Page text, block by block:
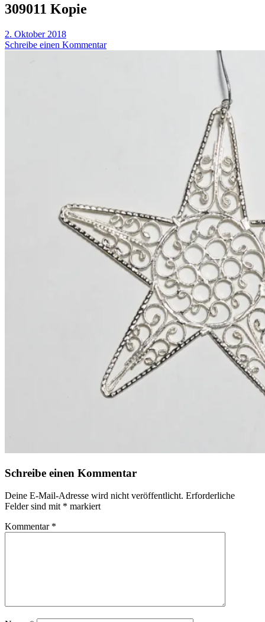
309011 Kopie
2. Oktober 2018
Schreibe einen Kommentar
Schreibe einen Kommentar
Deine E-Mail-Adresse wird nicht veröffentlicht. Erforderliche
Felder sind mit * markiert
Kommentar *